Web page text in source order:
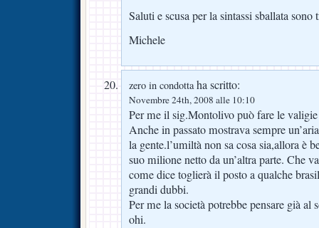
Saluti e scusa per la sintassi sballata
Michele
zero in condottaha scritto:
Novembre 24th, 2008 alle 10:10
Per me il sig.Montolivo può fare le
Anche in passato mostrava sempre
la gente.l’umiltà non sa cosa sia,allora è
suo milione netto da un’altra parte. Che
come dice toglierà il posto a qualche
grandi dubbi.
Per me la società potrebbe pensare già al
ohi.